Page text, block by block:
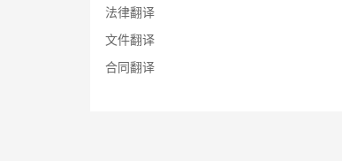
法律翻译
文件翻译
合同翻译